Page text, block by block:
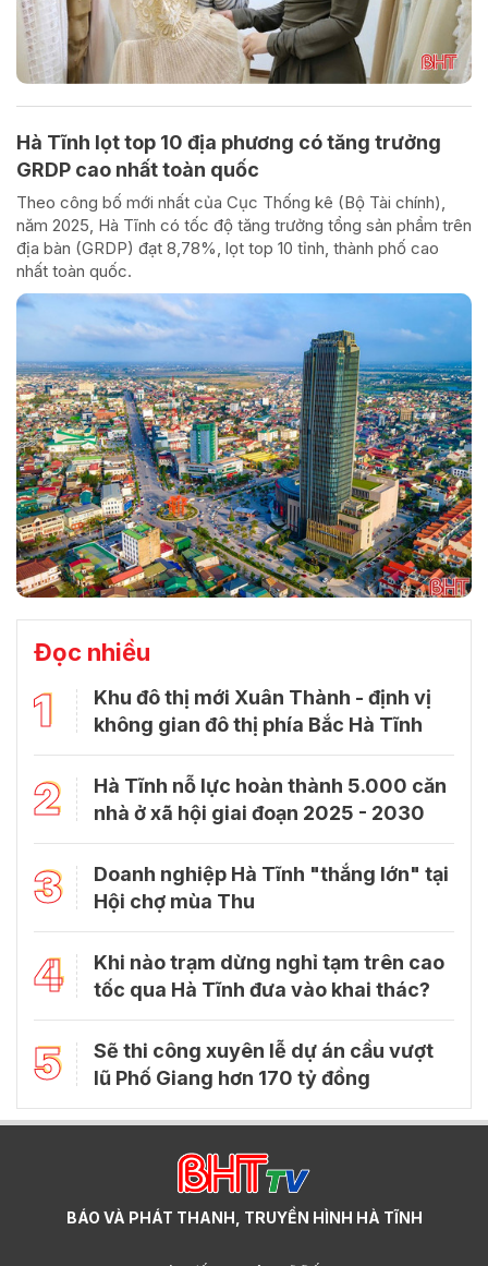
Hà Tĩnh lọt top 10 địa phương có tăng trưởng
GRDP cao nhất toàn quốc
Theo công bố mới nhất của Cục Thống kê (Bộ Tài chính),
năm 2025, Hà Tĩnh có tốc độ tăng trưởng tổng sản phẩm trên
địa bàn (GRDP) đạt 8,78%, lọt top 10 tỉnh, thành phố cao
nhất toàn quốc.
Đọc nhiều
1
Khu đô thị mới Xuân Thành - định vị
không gian đô thị phía Bắc Hà Tĩnh
2
Hà Tĩnh nỗ lực hoàn thành 5.000 căn
nhà ở xã hội giai đoạn 2025 - 2030
3
Doanh nghiệp Hà Tĩnh "thắng lớn" tại
Hội chợ mùa Thu
4
Khi nào trạm dừng nghỉ tạm trên cao
tốc qua Hà Tĩnh đưa vào khai thác?
5
Sẽ thi công xuyên lễ dự án cầu vượt
lũ Phố Giang hơn 170 tỷ đồng
BÁO VÀ PHÁT THANH, TRUYỀN HÌNH HÀ TĨNH